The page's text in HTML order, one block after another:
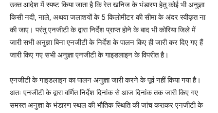
उक्त आदेश में स्पष्ट किया जाता है कि रेत खनिज के भंडारण हेतु कोई भी अनुज्ञा
किसी नदी, नाले, अथवा जलाशयों के 5 किलोमीटर की सीमा के अंदर स्वीकृत ना
की जाए। परंतु एनजीटी के द्वारा निर्देश प्राप्त होने के बाद भी कोरिया जिले में
जारी सभी अनुज्ञा बिना एनजीटी के निर्देश के पालन किए ही जारी कर दिए गए हैं
जारी किए गए सभी अनुज्ञा एनजीटी के गाइडलाइन के विपरीत है।
एनजीटी के गाइडलाइन का पालन अनुज्ञा जारी करने के पूर्व नहीं किया गया है।
अतः एनजीटी के द्वारा वर्णित निर्देश दिनांक से आज दिनांक तक जारी किए गए
समस्त अनुज्ञा के भंडारण स्थल की भौतिक स्थिति की जांच कराकर एनजीटी के